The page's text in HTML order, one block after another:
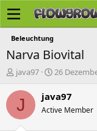
Beleuchtung
Narva Biovital
E
s
java97
E
s
e
26
J java97
Active Member